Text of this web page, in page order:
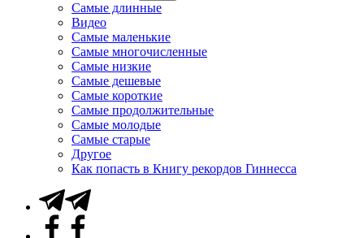
Самые длинные
Видео
Самые маленькие
Самые многочисленные
Самые низкие
Самые дешевые
Самые короткие
Самые продолжительные
Самые молодые
Самые старые
Другое
Как попасть в Книгу рекордов Гиннесса
Telegram
Facebook